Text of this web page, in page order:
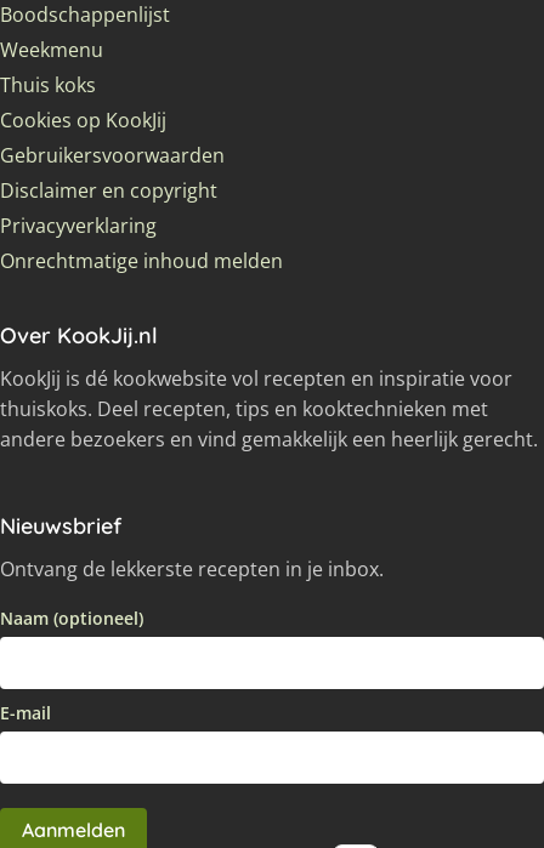
Boodschappenlijst
Weekmenu
Thuis koks
Cookies op KookJij
Gebruikersvoorwaarden
Disclaimer en copyright
Privacyverklaring
Onrechtmatige inhoud melden
Over KookJij.nl
KookJij is dé kookwebsite vol recepten en inspiratie voor
thuiskoks. Deel recepten, tips en kooktechnieken met
andere bezoekers en vind gemakkelijk een heerlijk gerecht.
Nieuwsbrief
Ontvang de lekkerste recepten in je inbox.
Naam (optioneel)
E-mail
Aanmelden